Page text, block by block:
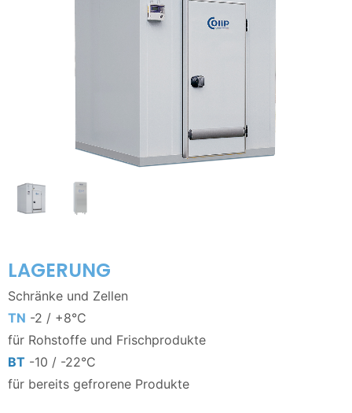
LAGERUNG
Schränke und Zellen
TN -2 / +8°C
für Rohstoffe und Frischprodukte
BT -10 / -22°C
für bereits gefrorene Produkte